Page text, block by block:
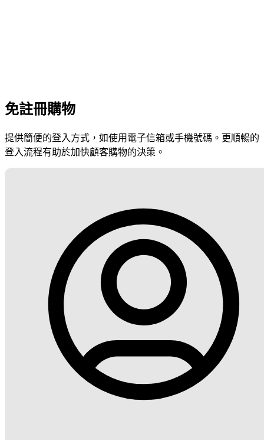
免註冊購物
提供簡便的登入方式，如使用電子信箱或手機號碼。更順暢的
登入流程有助於加快顧客購物的決策。